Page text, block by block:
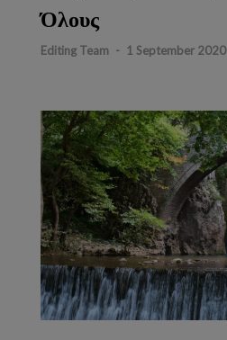
Όλους
Editing Team - 1 September 2020